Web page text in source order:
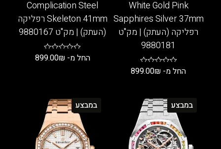
White Gold Pink
Sapphires Silver 37mm
רפליקה (העתק) | מק"ט
9880181
החל מ- 899.00₪
זה
יש
מספר
סוגים.
ניתן
Complication Steel
Skeleton 41mm רפליקה
(העתק) | מק"ט 9880167
החל מ- 899.00₪
יש
מספר
סוגים.
ניתן
לבחור
במבצע במבצע